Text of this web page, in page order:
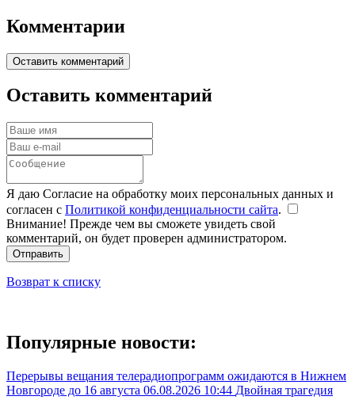
Комментарии
Оставить комментарий
Оставить комментарий
Я даю Согласие на обработку моих персональных данных и
согласен с Политикой конфиденциальности сайта.
Внимание! Прежде чем вы сможете увидеть свой
комментарий, он будет проверен администратором.
Отправить
Возврат к списку
Популярные новости:
Перерывы вещания телерадиопрограмм ожидаются в Нижнем
Новгороде до 16 августа 06.08.2026 10:44 Двойная трагедия